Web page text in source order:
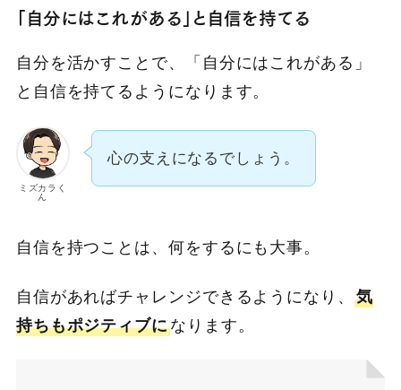
「自分にはこれがある」と自信を持てる
自分を活かすことで、「自分にはこれがある」
と自信を持てるようになります。
ミズカラく
ん
心の支えになるでしょう。
自信を持つことは、何をするにも大事。
自信があればチャレンジできるようになり、 気
持ちもポジティブになります。